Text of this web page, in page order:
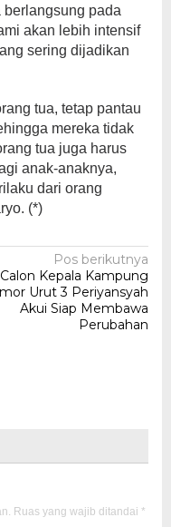
pada
akan lebih intensif
sering dijadikan
tua, tetap pantau
mereka tidak
tua juga harus
anak-anaknya,
dari orang
(*)
Pos berikutnya
Calon Kepala Kampung
Urut 3 Periyansyah
Akui Siap Membawa
Perubahan
Ruas yang wajib ditandai *